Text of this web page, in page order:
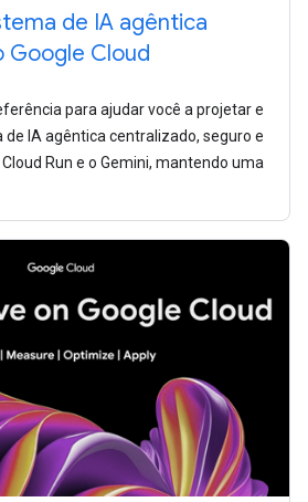
de IA agêntica
Google Cloud
para ajudar você a projetar e
IA agêntica centralizado, seguro e
Run e o Gemini, mantendo uma